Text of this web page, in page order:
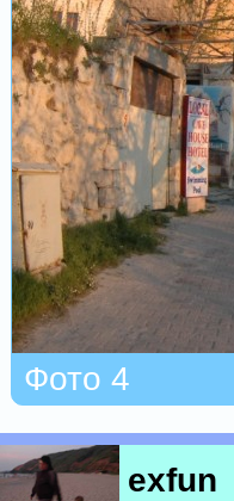
Фото 4
exfun